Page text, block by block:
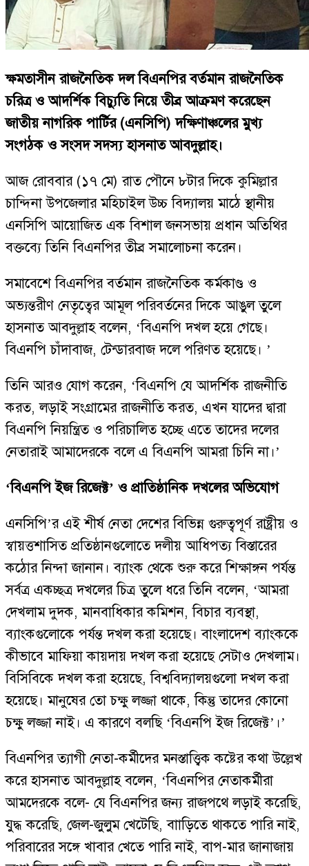
ক্ষমতাসীন রাজনৈতিক দল বিএনপির বর্তমান রাজনৈতিক
চরিত্র ও আদর্শিক বিচ্যুতি নিয়ে তীব্র আক্রমণ করেছেন
জাতীয় নাগরিক পার্টির (এনসিপি) দক্ষিণাঞ্চলের মুখ্য
সংগঠক ও সংসদ সদস্য হাসনাত আবদুল্লাহ।
আজ রোববার (১৭ মে) রাত পৌনে ৮টার দিকে কুমিল্লার
চান্দিনা উপজেলার মহিচাইল উচ্চ বিদ্যালয় মাঠে স্থানীয়
এনসিপি আয়োজিত এক বিশাল জনসভায় প্রধান অতিথির
বক্তব্যে তিনি বিএনপির তীব্র সমালোচনা করেন।
সমাবেশে বিএনপির বর্তমান রাজনৈতিক কর্মকাণ্ড ও
অভ্যন্তরীণ নেতৃত্বের আমূল পরিবর্তনের দিকে আঙুল তুলে
হাসনাত আবদুল্লাহ বলেন, ‘বিএনপি দখল হয়ে গেছে।
বিএনপি চাঁদাবাজ, টেন্ডারবাজ দলে পরিণত হয়েছে। ’
তিনি আরও যোগ করেন, ‘বিএনপি যে আদর্শিক রাজনীতি
করত, লড়াই সংগ্রামের রাজনীতি করত, এখন যাদের দ্বারা
বিএনপি নিয়ন্ত্রিত ও পরিচালিত হচ্ছে এতে তাদের দলের
নেতারাই আমাদেরকে বলে এ বিএনপি আমরা চিনি না।’
‘বিএনপি ইজ রিজেক্ট’ ও প্রাতিষ্ঠানিক দখলের অভিযোগ
এনসিপি’র এই শীর্ষ নেতা দেশের বিভিন্ন গুরুত্বপূর্ণ রাষ্ট্রীয় ও
স্বায়ত্তশাসিত প্রতিষ্ঠানগুলোতে দলীয় আধিপত্য বিস্তারের
কঠোর নিন্দা জানান। ব্যাংক থেকে শুরু করে শিক্ষাঙ্গন পর্যন্ত
সর্বত্র একচ্ছত্র দখলের চিত্র তুলে ধরে তিনি বলেন, ‘আমরা
দেখলাম দুদক, মানবাধিকার কমিশন, বিচার ব্যবস্থা,
ব্যাংকগুলোকে পর্যন্ত দখল করা হয়েছে। বাংলাদেশ ব্যাংককে
কীভাবে মাফিয়া কায়দায় দখল করা হয়েছে সেটাও দেখলাম।
বিসিবিকে দখল করা হয়েছে, বিশ্ববিদ্যালয়গুলো দখল করা
হয়েছে। মানুষের তো চক্ষু লজ্জা থাকে, কিন্তু তাদের কোনো
চক্ষু লজ্জা নাই। এ কারণে বলছি ‘বিএনপি ইজ রিজেক্ট’।’
বিএনপির ত্যাগী নেতা-কর্মীদের মনস্তাত্ত্বিক কষ্টের কথা উল্লেখ
করে হাসনাত আবদুল্লাহ বলেন, ‘বিএনপির নেতাকর্মীরা
আমদেরকে বলে- যে বিএনপির জন্য রাজপথে লড়াই করেছি,
যুদ্ধ করেছি, জেল-জুলুম খেটেছি, বাাড়িতে থাকতে পারি নাই,
পরিবারের সঙ্গে খাবার খেতে পারি নাই, বাপ-মার জানাজায়